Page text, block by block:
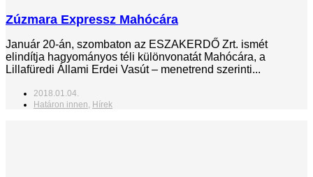
Zúzmara Expressz Mahócára
Január 20-án, szombaton az ESZAKERDŐ Zrt. ismét
elindítja hagyományos téli különvonatát Mahócára, a
Lillafüredi Állami Erdei Vasút – menetrend szerinti...
2018.01.04.
Határon innen, Hírek